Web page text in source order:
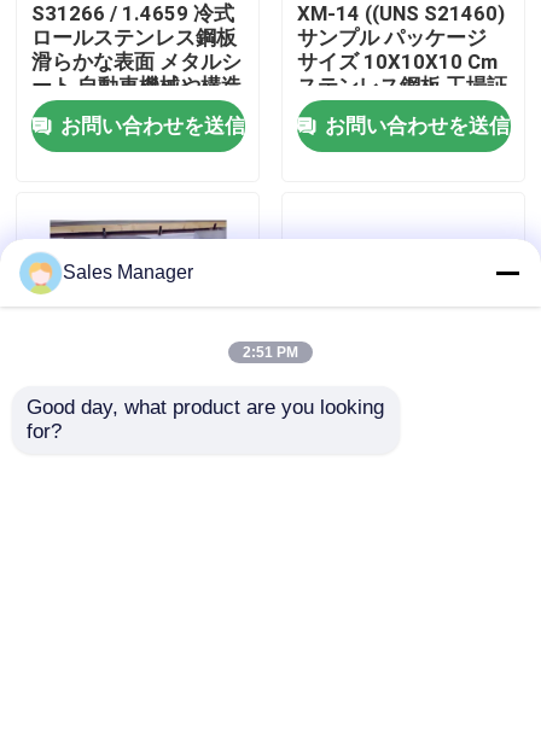
ニュース
すべての場合
ステンレス鋼の薄板金
冷間圧延されたステンレス鋼 シート
つや出しのステンレス鋼 シート
S31266 / 1.4659 冷式
ロールステンレス鋼板
滑らかな表面 メタルシ
ート 自動車機械や構造
部品に最適
お問い合わせを送信
XM-14 ((UNS S21460)
サンプル パッケージ
サイズ 10X10X10 Cm
ステンレス鋼板 工場証
明書 設計された金属シ
ートお問い合わせを送信
プレンチャス・デ・ア
Sales Manager
2:51 PM
Good day, what product are you looking
for?